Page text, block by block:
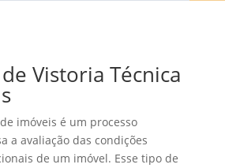
Vistoria Técnica
imóveis é um processo
a avaliação das condições
de um imóvel. Esse tipo de